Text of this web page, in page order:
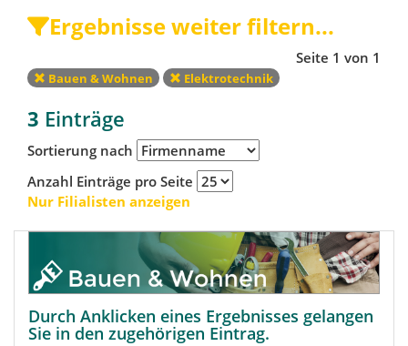
Ergebnisse weiter filtern...
Seite 1 von 1
Bauen & Wohnen Elektrotechnik
3 Einträge
Sortierung nach
Anzahl Einträge pro Seite
Nur Filialisten anzeigen
Durch Anklicken eines Ergebnisses gelangen
Sie in den zugehörigen Eintrag.